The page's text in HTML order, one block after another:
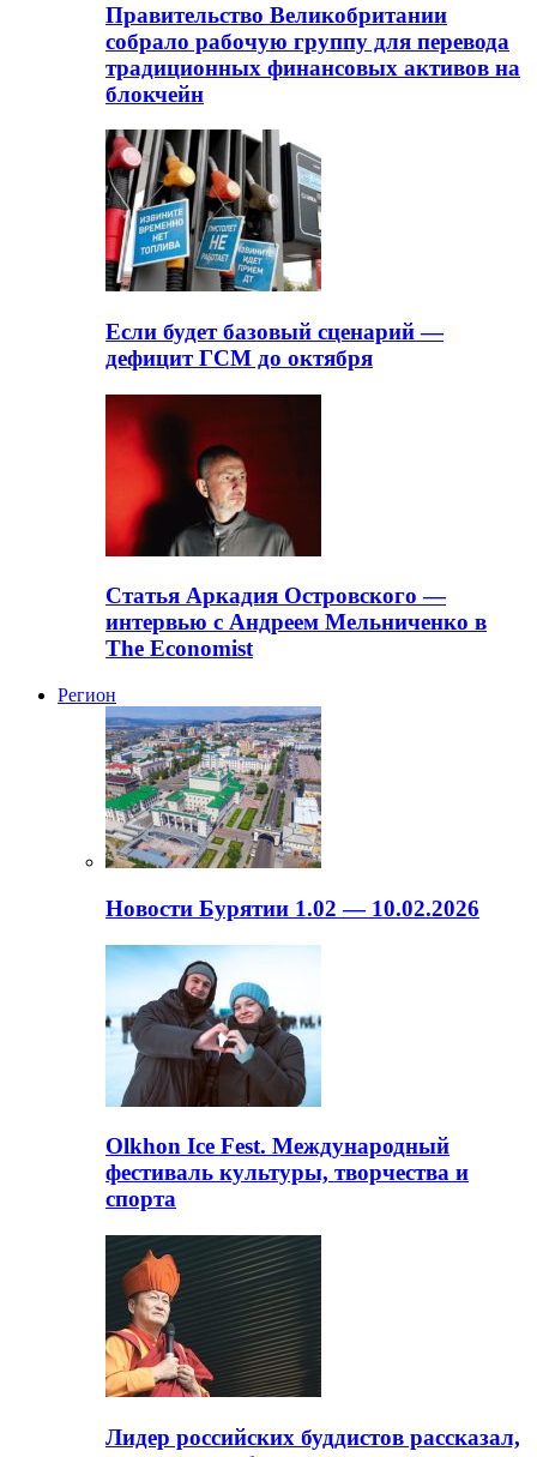
Правительство Великобритании
собрало рабочую группу для перевода
традиционных финансовых активов на
блокчейн
Если будет базовый сценарий —
дефицит ГСМ до октября
Статья Аркадия Островского —
интервью с Андреем Мельниченко в
The Economist
Регион
Новости Бурятии 1.02 — 10.02.2026
Olkhon Ice Fest. Международный
фестиваль культуры, творчества и
спорта
Лидер российских буддистов рассказал,